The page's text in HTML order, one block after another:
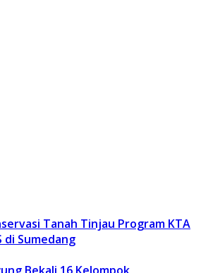
Tanah Tinjau Program KTA
di Sumedang